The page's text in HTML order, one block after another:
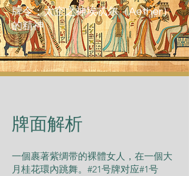
牌令：太空之神埃忒尔（Aether）
的精神
​牌面解析
一個裹著紫绸带的裸體女人，在一個大
月桂花環內跳舞。#21号牌对应#1号